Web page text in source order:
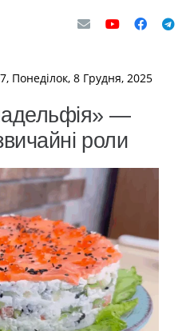
Понеділок, 8 Грудня, 2025
—
роли